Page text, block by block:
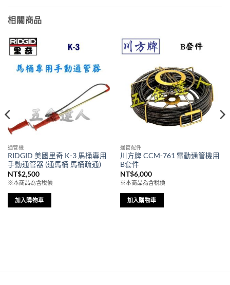
相關商品
通管機
RIDGID 美國里奇 K-3 馬桶專用
手動通管器 (通馬桶 馬桶疏通)
NT$2,500
※本商品為含稅價
加入購物車
通管配件
川方牌 CCM-761 電動通管機用
B套件
NT$6,000
※本商品為含稅價
加入購物車